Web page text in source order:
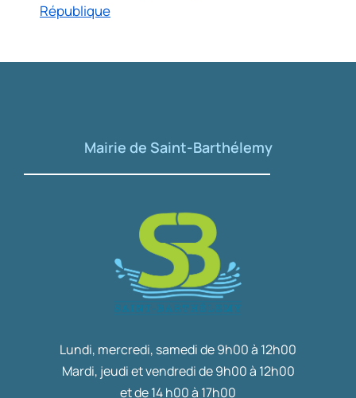
République
Mairie de Saint-Barthélemy
Lundi, mercredi, samedi de 9h00 à 12h00
Mardi, jeudi et vendredi de 9h00 à 12h00
et de 14 h00 à 17h00